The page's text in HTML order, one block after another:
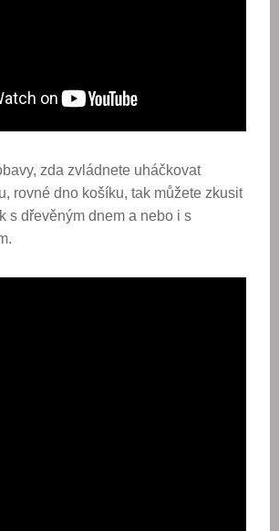
zda zvládnete uháčkovat
rovné dno košíku, tak můžete zkusit
s dřevěným dnem a nebo i s